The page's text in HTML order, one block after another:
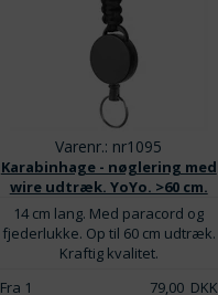
Varenr.: nr1095
Karabinhage - nøglering med
wire udtræk. YoYo. >60 cm.
14 cm lang. Med paracord og
fjederlukke. Op til 60 cm udtræk.
Kraftig kvalitet.
Fra 1
79,00DKK